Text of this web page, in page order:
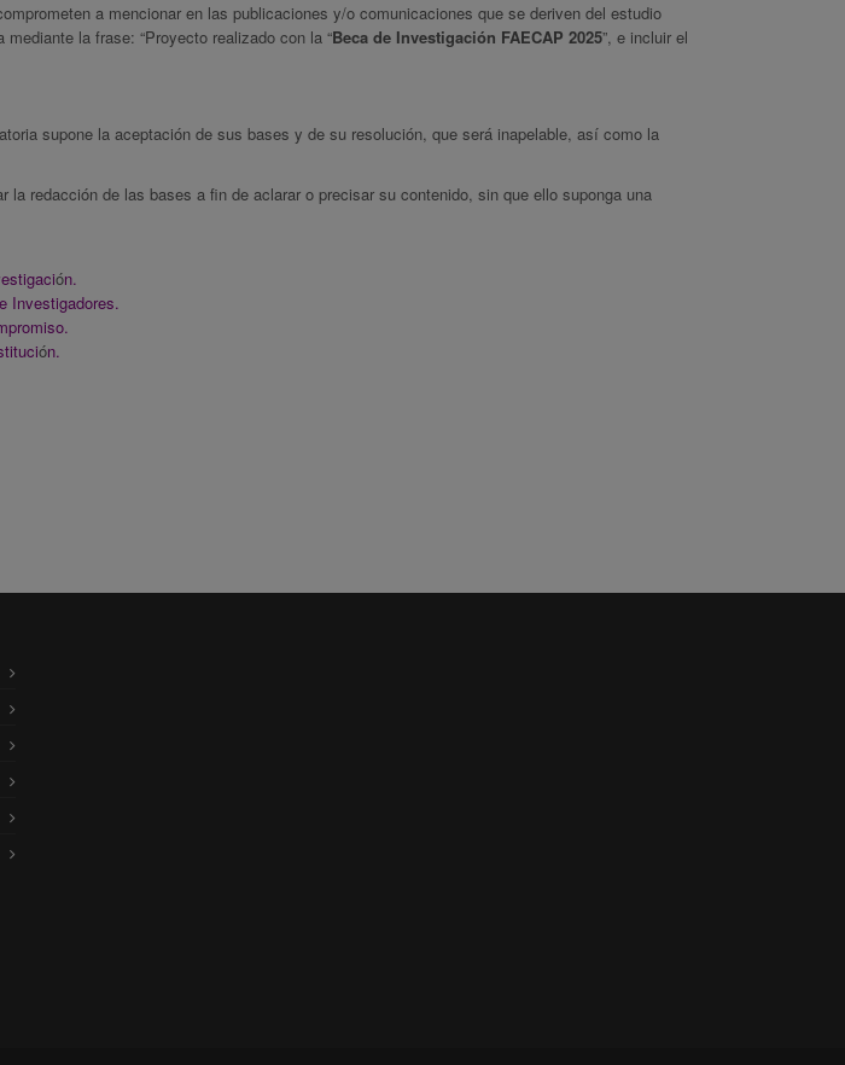
a mencionar en las publicaciones y/o comunicaciones que se deriven del estudio
la frase: “Proyecto realizado con la “Beca de Investigación FAECAP 2025”, e incluir el
supone la aceptación de sus bases y de su resolución, que será inapelable, así como la
la redacción de las bases a fin de aclarar o precisar su contenido, sin que ello suponga una
ón.
Investigadores.
ón.